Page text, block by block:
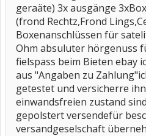
geraäte) 3x ausgänge
(frond Rechtz,Frond
Boxenanschlüssen für
Ohm absuluter hörgenuss
fielspass beim Bieten ebay
aus "Angaben zu
getestet und versicherre
einwandsfreien zustand
gepolstert versendefür
versandgeselschaft